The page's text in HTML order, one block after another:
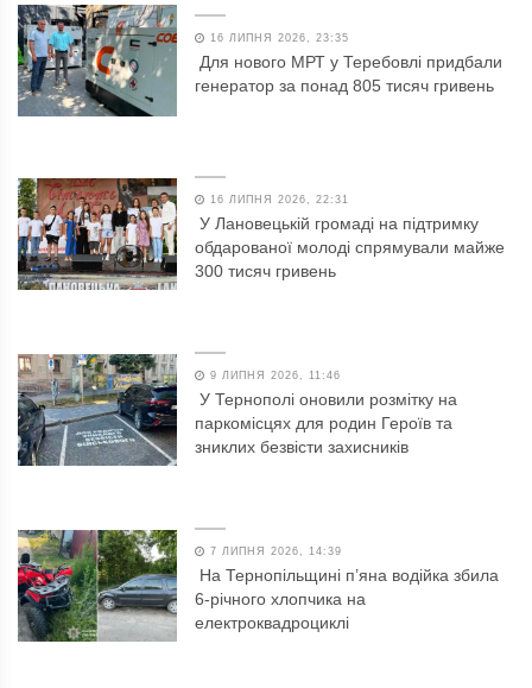
16 ЛИПНЯ 2026, 23:35
Для нового МРТ у Теребовлі придбали
генератор за понад 805 тисяч гривень
16 ЛИПНЯ 2026, 22:31
У Лановецькій громаді на підтримку
обдарованої молоді спрямували майже
300 тисяч гривень
9 ЛИПНЯ 2026, 11:46
У Тернополі оновили розмітку на
паркомісцях для родин Героїв та
зниклих безвісти захисників
7 ЛИПНЯ 2026, 14:39
На Тернопільщині п’яна водійка збила
6-річного хлопчика на
електроквадроциклі